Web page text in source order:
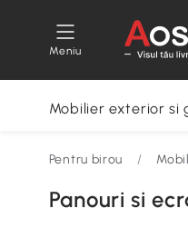
Meniu
Mobilier exterior si
Pentru birou /
Panouri si